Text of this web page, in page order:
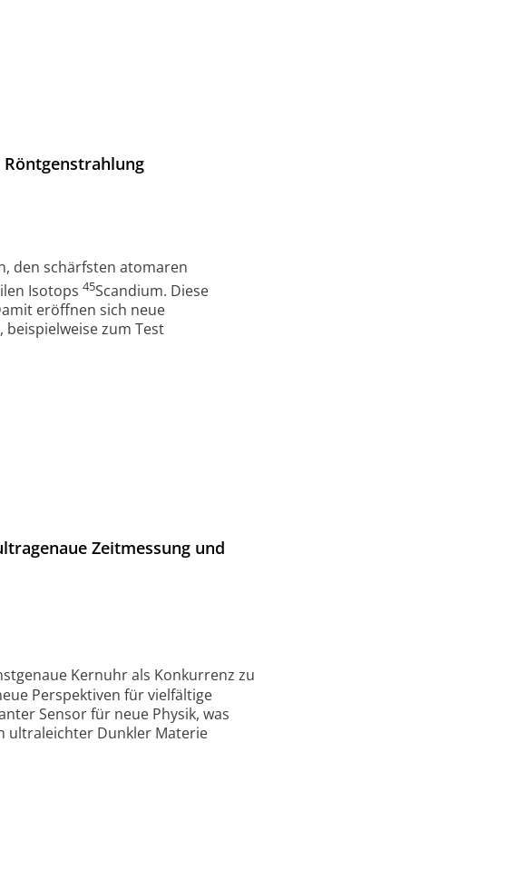
den schärfsten atomaren
Isotops 45Scandium. Diese
eröffnen sich neue
zum Test
Zeitmessung und
Kernuhr als Konkurrenz zu
Perspektiven für vielfältige
Sensor für neue Physik, was
ultraleichter Dunkler Materie